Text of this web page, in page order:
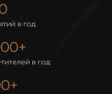
в год
в год